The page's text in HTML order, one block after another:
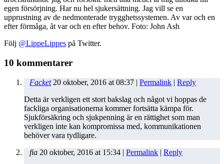
egen försörjning. Har nu hel sjukersättning. Jag vill se en
upprustning av de nedmonterade trygghetssystemen. Av var och en
efter förmåga, åt var och en efter behov. Foto: John Ash
Följ @LippeLippes på Twitter.
10 kommentarer
Facket 20 oktober, 2016 at08:37 |Permalink |Reply
Detta är verkligen ett stort bakslag och något vi hoppas de
fackliga organisationerna kommer fortsätta kämpa för.
Sjukförsäkring och sjukpenning är en rättighet som man
verkligen inte kan kompromissa med, kommunikationen
behöver vara tydligare.
fia 20 oktober, 2016 at 15:34 |Permalink |Reply